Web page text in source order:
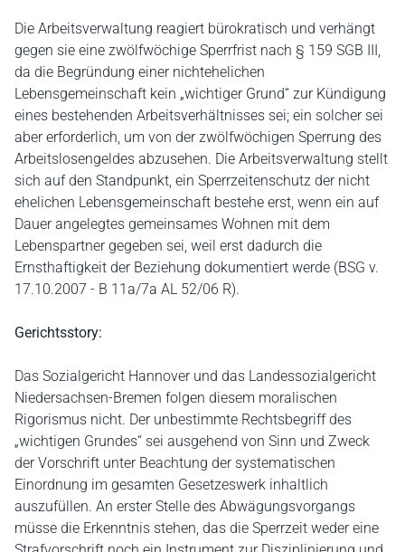
Die Arbeitsverwaltung reagiert bürokratisch und verhängt
gegen sie eine zwölfwöchige Sperrfrist nach § 159 SGB III,
da die Begründung einer nichtehelichen
Lebensgemeinschaft kein „wichtiger Grund“ zur Kündigung
eines bestehenden Arbeitsverhältnisses sei; ein solcher sei
aber erforderlich, um von der zwölfwöchigen Sperrung des
Arbeitslosengeldes abzusehen. Die Arbeitsverwaltung stellt
sich auf den Standpunkt, ein Sperrzeitenschutz der nicht
ehelichen Lebensgemeinschaft bestehe erst, wenn ein auf
Dauer angelegtes gemeinsames Wohnen mit dem
Lebenspartner gegeben sei, weil erst dadurch die
Ernsthaftigkeit der Beziehung dokumentiert werde (BSG v.
17.10.2007 - B 11a/7a AL 52/06 R).
Gerichtsstory:
Das Sozialgericht Hannover und das Landessozialgericht
Niedersachsen-Bremen folgen diesem moralischen
Rigorismus nicht. Der unbestimmte Rechtsbegriff des
„wichtigen Grundes“ sei ausgehend von Sinn und Zweck
der Vorschrift unter Beachtung der systematischen
Einordnung im gesamten Gesetzeswerk inhaltlich
auszufüllen. An erster Stelle des Abwägungsvorgangs
müsse die Erkenntnis stehen, das die Sperrzeit weder eine